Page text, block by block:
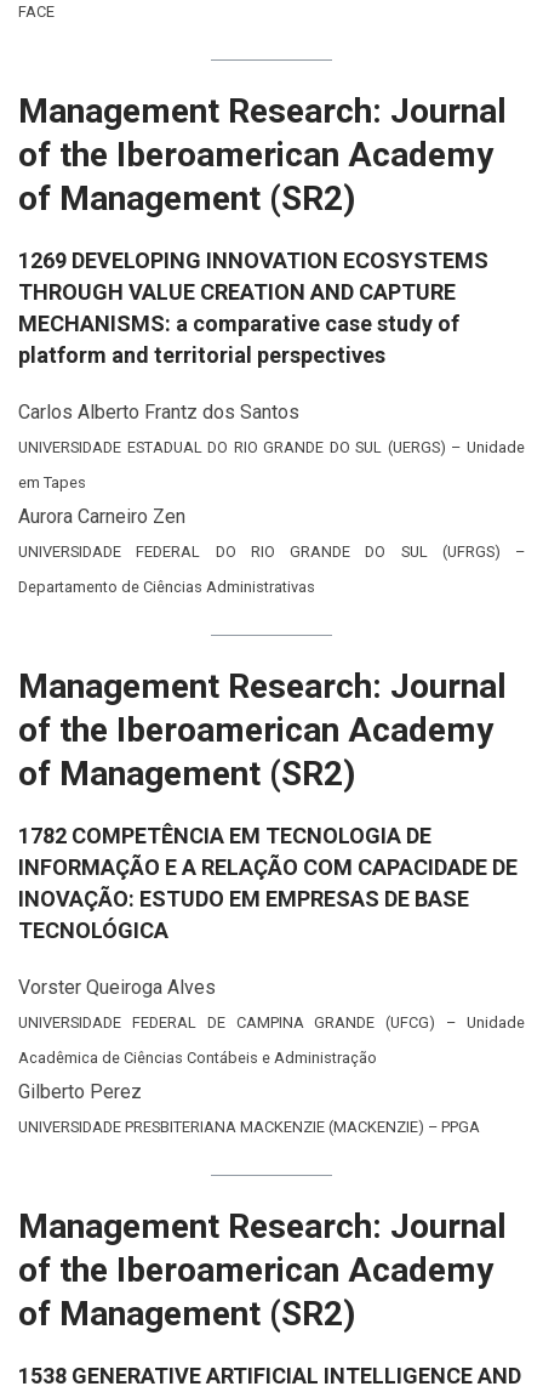
FACE
Management Research: Journal
of the Iberoamerican Academy
of Management (SR2)
1269 DEVELOPING INNOVATION ECOSYSTEMS
THROUGH VALUE CREATION AND CAPTURE
MECHANISMS: a comparative case study of
platform and territorial perspectives
Carlos Alberto Frantz dos Santos
UNIVERSIDADE ESTADUAL DO RIO GRANDE DO SUL (UERGS) – Unidade
em Tapes
Aurora Carneiro Zen
UNIVERSIDADE FEDERAL DO RIO GRANDE DO SUL (UFRGS) –
Departamento de Ciências Administrativas
Management Research: Journal
of the Iberoamerican Academy
of Management (SR2)
1782 COMPETÊNCIA EM TECNOLOGIA DE
INFORMAÇÃO E A RELAÇÃO COM CAPACIDADE DE
INOVAÇÃO: ESTUDO EM EMPRESAS DE BASE
TECNOLÓGICA
Vorster Queiroga Alves
UNIVERSIDADE FEDERAL DE CAMPINA GRANDE (UFCG) – Unidade
Acadêmica de Ciências Contábeis e Administração
Gilberto Perez
UNIVERSIDADE PRESBITERIANA MACKENZIE (MACKENZIE) – PPGA
Management Research: Journal
of the Iberoamerican Academy
of Management (SR2)
1538 GENERATIVE ARTIFICIAL INTELLIGENCE AND